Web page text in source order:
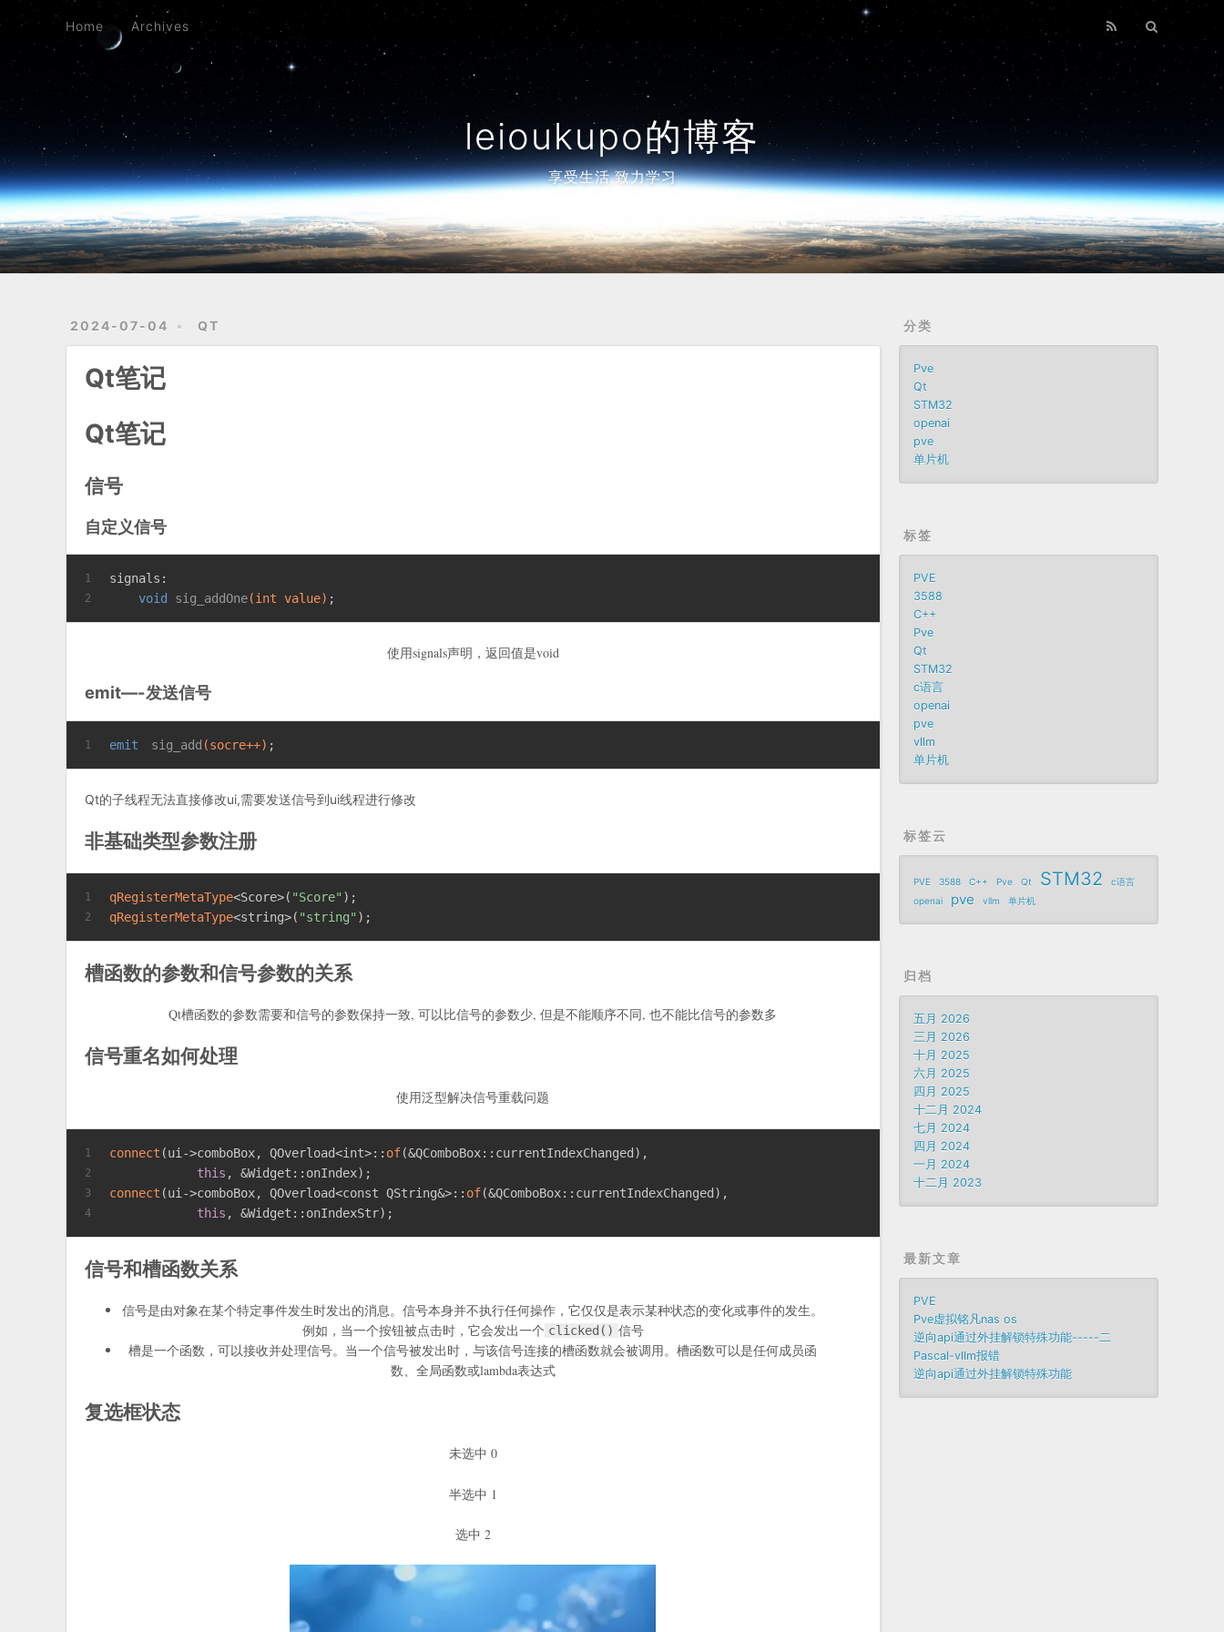
leioukupo的博客
享受生活,致力学习
Home Archives
2024-07-04 QT
Qt笔记
Qt笔记
信号
自定义信号
1
2
signals:
void
sig_addOne(int value) ;
使用signals声明，返回值是void
emit—-发送信号
1 emit sig_add (socre++) ;
Qt的子线程无法直接修改ui,需要发送信号到ui线程进行修改
非基础类型参数注册
1
2
qRegisterMetaType<Score>( "Score" );
qRegisterMetaType<string>( "string" );
槽函数的参数和信号参数的关系
Qt槽函数的参数需要和信号的参数保持一致, 可以比信号的参数少, 但是不能顺序不同, 也不能比信号的参数多
信号重名如何处理
使用泛型解决信号重载问题
1
2
3
4
connect (ui->comboBox, QOverload<int>:: of(&QComboBox::currentIndexChanged),
this , &Widget::onIndex);
connect (ui->comboBox, QOverload<const QString&>:: of(&QComboBox::currentIndexChanged),
this , &Widget::onIndexStr);
信号和槽函数关系
信号是由对象在某个特定事件发生时发出的消息。信号本身并不执行任何操作，它仅仅是表示某种状态的变化或事件的发生。
例如，当一个按钮被点击时，它会发出一个 clicked() 信号
槽是一个函数，可以接收并处理信号。当一个信号被发出时，与该信号连接的槽函数就会被调用。槽函数可以是任何成员函
数、全局函数或lambda表达式
复选框状态
未选中 0
半选中 1
选中 2
分类
Pve
Qt
STM32
openai
pve
单片机
标签
PVE
3588
C++
Pve
Qt
STM32
c语言
openai
pve
vllm
单片机
标签云
PVE 3588 C++ Pve Qt STM32
c语言
openai
pve vllm 单片机
归档
五月 2026
三月 2026
十月 2025
六月 2025
四月 2025
十二月 2024
七月 2024
四月 2024
一月 2024
十二月 2023
最新文章
PVE
Pve虚拟铭凡nas os
逆向api通过外挂解锁特殊功能-----二
Pascal-vllm报错
逆向api通过外挂解锁特殊功能
Archives